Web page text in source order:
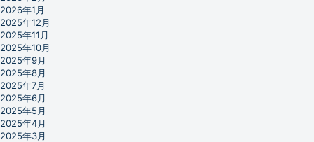
2026年1月
2025年12月
2025年11月
2025年10月
2025年9月
2025年8月
2025年7月
2025年6月
2025年5月
2025年4月
2025年3月